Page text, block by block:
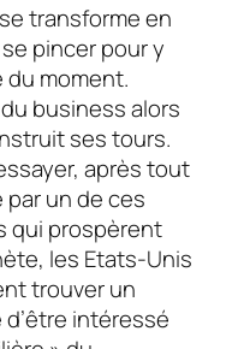
transforme en
pincer pour y
du moment.
business alors
ses tours.
après tout
par un de ces
qui prospèrent
les Etats-Unis
trouver un
intéressé